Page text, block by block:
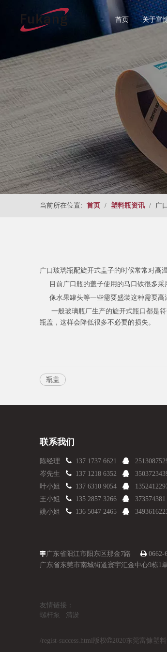
首页 关于富
当前所在位置: 首页 / 塑料瓶资讯 / 广
广口玻璃瓶配旋开式盖子的时候常常对高
目前广口瓶的盖子使用的马口铁很多
像水果罐头等一些需要盛装这种需要高
一般玻璃瓶厂生产的旋开式瓶口都是符
瓶盖，这样会降低很多不必要的损失。
瓶盖
联系我们
陈经理  137 1737 6621 
岑先生  137 1218 6352 
叶小姐  137 6310 9054 
王小姐  135 2857 3266  373574381
姚小姐  136 5047 2465 
广东省阳江市阳东区那金7路  0662-
广东省东莞市南城街道寰宇汇金中心9栋1
友情链接： +更多
螺杆泵
清淤
/regist-success.html 版权2020东莞富慷塑